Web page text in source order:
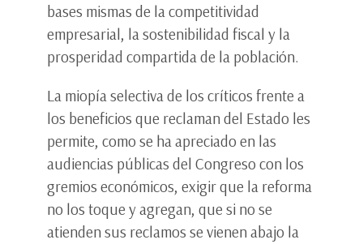
bases mismas de la competitividad
empresarial, la sostenibilidad fiscal y la
prosperidad compartida de la población.
La miopía selectiva de los críticos frente a
los beneficios que reclaman del Estado les
permite, como se ha apreciado en las
audiencias públicas del Congreso con los
gremios económicos, exigir que la reforma
no los toque y agregan, que si no se
atienden sus reclamos se vienen abajo la